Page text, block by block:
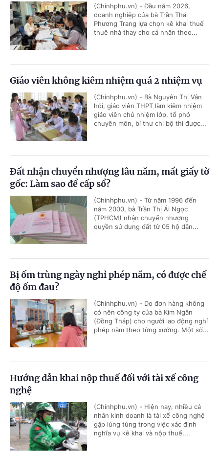
(Chinhphu.vn) - Đầu năm 2026,
doanh nghiệp của bà Trần Thái
Phương Trang lựa chọn kê khai thuế
thuê nhà thay cho cá nhân theo...
Giáo viên không kiêm nhiệm quá 2 nhiệm vụ
(Chinhphu.vn) - Bà Nguyễn Thị Vân
hỏi, giáo viên THPT làm kiêm nhiệm
giáo viên chủ nhiệm lớp, tổ phó
chuyên môn, bí thư chi bộ thì được...
Đất nhận chuyển nhượng lâu năm, mất giấy tờ
gốc: Làm sao để cấp sổ?
(Chinhphu.vn) - Từ năm 1996 đến
năm 2000, bà Trần Thị Ái Ngọc
(TPHCM) nhận chuyển nhượng
quyền sử dụng đất từ 05 hộ dân...
Bị ốm trùng ngày nghỉ phép năm, có được chế
độ ốm đau?
(Chinhphu.vn) - Do đơn hàng không
có nên công ty của bà Kim Ngân
(Đồng Tháp) cho người lao động nghỉ
phép năm theo từng xưởng. Một số...
Hướng dẫn khai nộp thuế đối với tài xế công
nghệ
(Chinhphu.vn) - Hiện nay, nhiều cá
nhân kinh doanh là tài xế công nghệ
gặp lúng túng trong việc xác định
nghĩa vụ kê khai và nộp thuế....